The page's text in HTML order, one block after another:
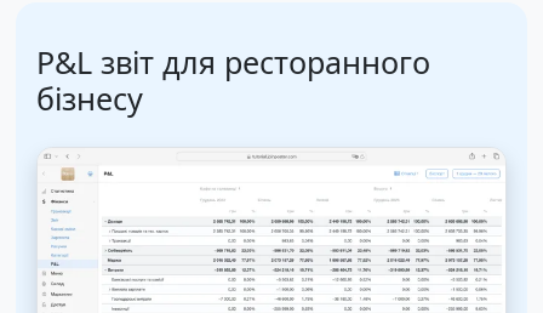
P&L звіт для ресторанного
бізнесу